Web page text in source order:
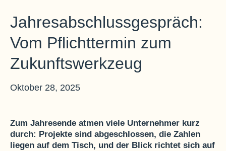
Jahresabschlussgespräch:
Vom Pflichttermin zum
Zukunftswerkzeug
Oktober 28, 2025
Zum Jahresende atmen viele Unternehmer kurz
durch: Projekte sind abgeschlossen, die Zahlen
liegen auf dem Tisch, und der Blick richtet sich auf